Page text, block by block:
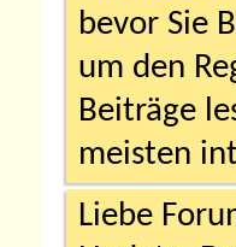
bevor Sie
um den
Beiträge
meisten
Liebe